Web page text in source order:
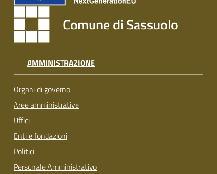
Comune di Sassuolo
AMMINISTRAZIONE
Organi di governo
Aree amministrative
Uffici
Enti e fondazioni
Politici
Personale Amministrativo